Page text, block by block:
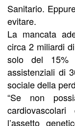
Sanitario.
evitare.
La mancata
circa 2 miliardi
solo del 15%
assistenziali di
sociale della
“Se non
l’assetto